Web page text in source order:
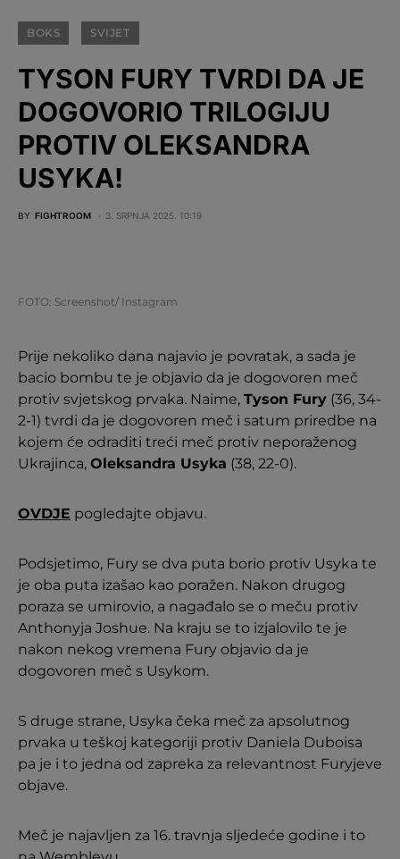
BOKS SVIJET
TYSON FURY TVRDI DA JE
DOGOVORIO TRILOGIJU
PROTIV OLEKSANDRA
USYKA!
BY FIGHTROOM 3. SRPNJA 2025. 10:19
FOTO: Screenshot/ Instagram
Prije nekoliko dana najavio je povratak, a sada je
bacio bombu te je objavio da je dogovoren meč
protiv svjetskog prvaka. Naime, Tyson Fury (36, 34-
2-1) tvrdi da je dogovoren meč i satum priredbe na
kojem će odraditi treći meč protiv neporaženog
Ukrajinca, Oleksandra Usyka (38, 22-0).
OVDJE pogledajte objavu.
Podsjetimo, Fury se dva puta borio protiv Usyka te
je oba puta izašao kao poražen. Nakon drugog
poraza se umirovio, a nagađalo se o meču protiv
Anthonyja Joshue. Na kraju se to izjalovilo te je
nakon nekog vremena Fury objavio da je
dogovoren meč s Usykom.
S druge strane, Usyka čeka meč za apsolutnog
prvaka u teškoj kategoriji protiv Daniela Duboisa
pa je i to jedna od zapreka za relevantnost Furyjeve
objave.
Meč je najavljen za 16. travnja sljedeće godine i to